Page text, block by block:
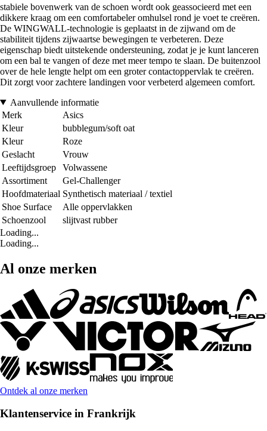
stabiele bovenwerk van de schoen wordt ook geassocieerd met een
dikkere kraag om een comfortabeler omhulsel rond je voet te creëren.
De WINGWALL-technologie is geplaatst in de zijwand om de
stabiliteit tijdens zijwaartse bewegingen te verbeteren. Deze
eigenschap biedt uitstekende ondersteuning, zodat je je kunt lanceren
om een bal te vangen of deze met meer tempo te slaan. De buitenzool
over de hele lengte helpt om een groter contactoppervlak te creëren.
Dit zorgt voor zachtere landingen voor verbeterd algemeen comfort.
Aanvullende informatie
Merk
Asics
Kleur
bubblegum/soft oat
Kleur
Roze
Geslacht
Vrouw
Leeftijdsgroep
Volwassene
Assortiment
Gel-Challenger
Hoofdmateriaal Synthetisch materiaal / textiel
Shoe Surface
Alle oppervlakken
Schoenzool
slijtvast rubber
Loading...
Loading...
Al onze merken
Ontdek al onze merken
Klantenservice in Frankrijk